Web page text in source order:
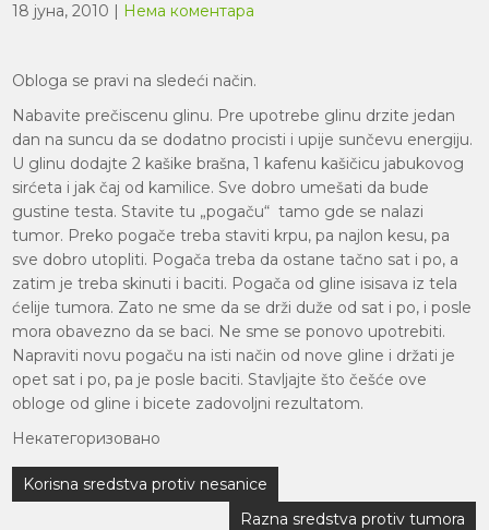
18 јуна, 2010 | Нема коментара
Obloga se pravi na sledeći način.
Nabavite prečiscenu glinu. Pre upotrebe glinu drzite jedan
dan na suncu da se dodatno procisti i upije sunčevu energiju.
U glinu dodajte 2 kašike brašna, 1 kafenu kašičicu jabukovog
sirćeta i jak čaj od kamilice. Sve dobro umešati da bude
gustine testa. Stavite tu „pogaču“ tamo gde se nalazi
tumor. Preko pogače treba staviti krpu, pa najlon kesu, pa
sve dobro utopliti. Pogača treba da ostane tačno sat i po, a
zatim je treba skinuti i baciti. Pogača od gline isisava iz tela
ćelije tumora. Zato ne sme da se drži duže od sat i po, i posle
mora obavezno da se baci. Ne sme se ponovo upotrebiti.
Napraviti novu pogaču na isti način od nove gline i držati je
opet sat i po, pa je posle baciti. Stavljajte što češće ove
obloge od gline i bicete zadovoljni rezultatom.
Некатегоризовано
Кретање
чланка
Korisna sredstva protiv nesanice
Razna sredstva protiv tumora